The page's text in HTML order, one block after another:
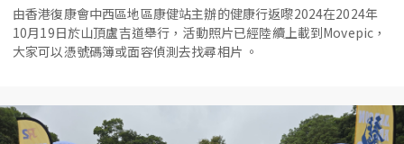
由香港復康會中西區地區康健站主辦的健康行返嚟2024在2024年
10月19日於山頂盧吉道舉行，活動照片已經陸續上載到Movepic，
大家可以憑號碼簿或面容偵測去找尋相片 。